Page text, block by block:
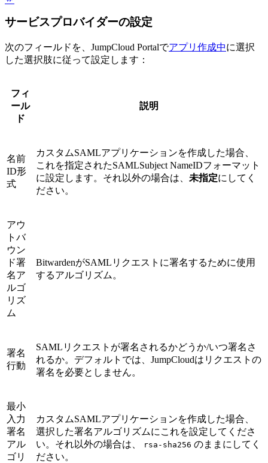
サービスプロバイダーの設定
次のフィールドを、JumpCloud Portalでアプリ作成中に選択
した選択肢に従って設定します：
フィ
ール
ド
説明
名前
ID形
式
カスタムSAMLアプリケーションを作成した場合、
これを指定されたSAMLSubject NameIDフォーマット
に設定します。それ以外の場合は、 未指定にしてく
ださい。
アウ
トバ
ウン
ド署
名ア
ルゴ
リズ
ム
BitwardenがSAMLリクエストに署名するために使用
するアルゴリズム。
署名
行動
SAMLリクエストが署名されるかどうか/いつ署名さ
れるか。デフォルトでは、JumpCloudはリクエストの
署名を必要としません。
最小
入力
署名
アル
ゴリ
カスタムSAMLアプリケーションを作成した場合、
選択した署名アルゴリズムにこれを設定してくださ
い。それ以外の場合は、
rsa-sha256 のままにしてく
ださい。